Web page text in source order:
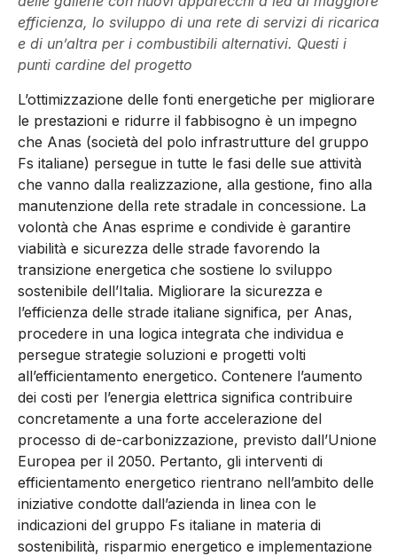
efficienza, lo sviluppo di una rete di servizi di ricarica
e di un’altra per i combustibili alternativi. Questi i
punti cardine del progetto
L’ottimizzazione delle fonti energetiche per migliorare
le prestazioni e ridurre il fabbisogno è un impegno
che Anas (società del polo infrastrutture del gruppo
Fs italiane) persegue in tutte le fasi delle sue attività
che vanno dalla realizzazione, alla gestione, fino alla
manutenzione della rete stradale in concessione. La
volontà che Anas esprime e condivide è garantire
viabilità e sicurezza delle strade favorendo la
transizione energetica che sostiene lo sviluppo
sostenibile dell’Italia. Migliorare la sicurezza e
l’efficienza delle strade italiane significa, per Anas,
procedere in una logica integrata che individua e
persegue strategie soluzioni e progetti volti
all’efficientamento energetico. Contenere l’aumento
dei costi per l’energia elettrica significa contribuire
concretamente a una forte accelerazione del
processo di de-carbonizzazione, previsto dall’Unione
Europea per il 2050. Pertanto, gli interventi di
efficientamento energetico rientrano nell’ambito delle
iniziative condotte dall’azienda in linea con le
indicazioni del gruppo Fs italiane in materia di
sostenibilità, risparmio energetico e implementazione